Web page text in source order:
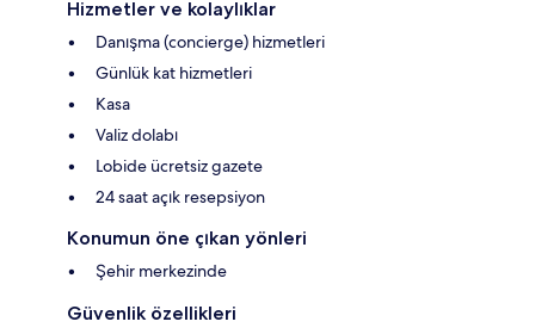
Hizmetler ve kolaylıklar
Danışma (concierge) hizmetleri
Günlük kat hizmetleri
Kasa
Valiz dolabı
Lobide ücretsiz gazete
24 saat açık resepsiyon
Konumun öne çıkan yönleri
Şehir merkezinde
Güvenlik özellikleri